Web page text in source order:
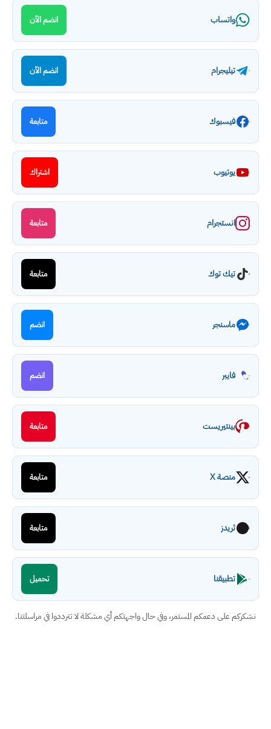
واتساب انضم الآن
تيليجرام انضم الآن
فيسبوك متابعة
يوتيوب اشتراك
انستجرام متابعة
تيك توك متابعة
ماسنجر انضم
فايبر انضم
بينتيريست متابعة
منصة X متابعة
ثريدز متابعة
تطبيقنا تحميل
نشكركم على دعمكم المستمر، وفي حال واجهتكم أي مشكلة لا تترددوا في مراسلتنا.